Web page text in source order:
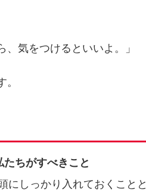
、気をつけるといいよ。」
ちがすべきこと
にしっかり入れておくことと